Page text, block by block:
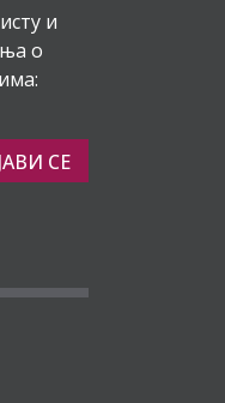
и
о
СЕ